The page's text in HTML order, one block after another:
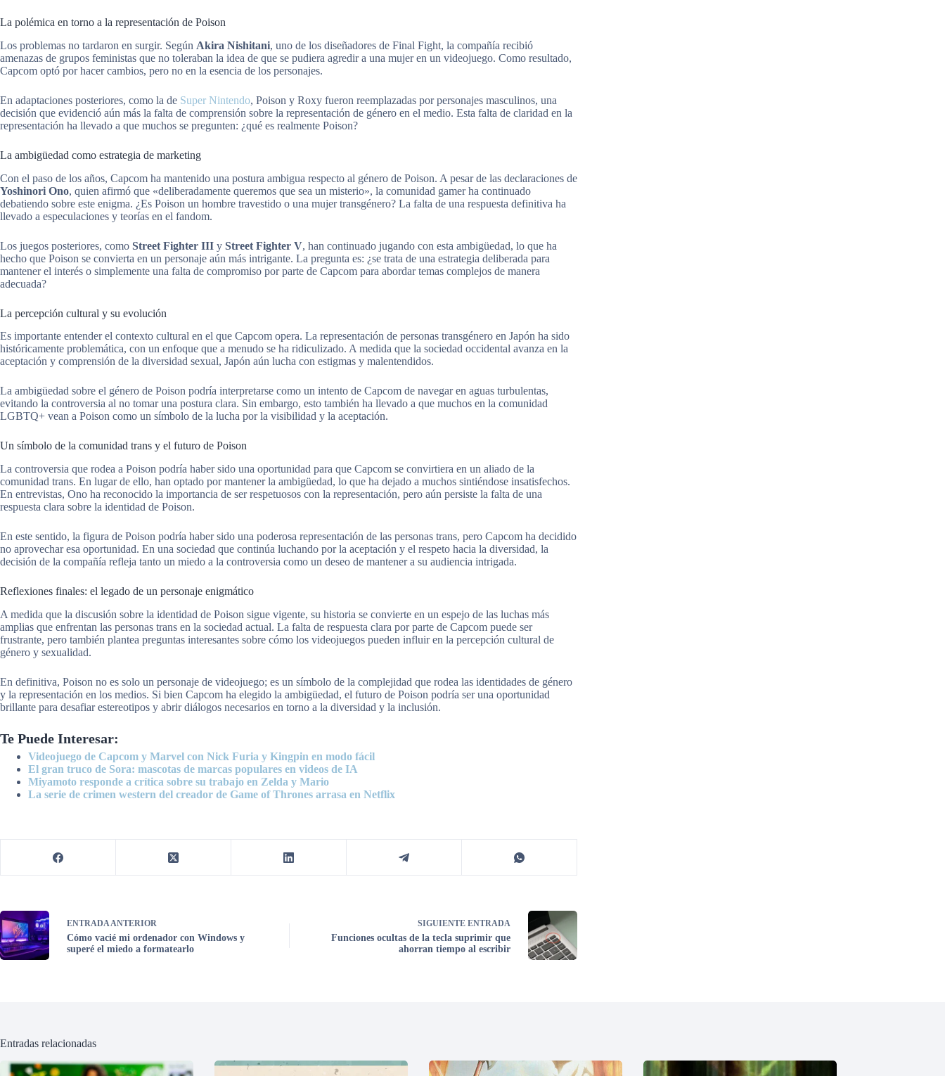
La polémica en torno a la representación de Poison
Los problemas no tardaron en surgir. Según Akira Nishitani, uno de los diseñadores de Final Fight, la compañía recibió
amenazas de grupos feministas que no toleraban la idea de que se pudiera agredir a una mujer en un videojuego. Como resultado,
Capcom optó por hacer cambios, pero no en la esencia de los personajes.
En adaptaciones posteriores, como la de Super Nintendo, Poison y Roxy fueron reemplazadas por personajes masculinos, una
decisión que evidenció aún más la falta de comprensión sobre la representación de género en el medio. Esta falta de claridad en la
representación ha llevado a que muchos se pregunten: ¿qué es realmente Poison?
La ambigüedad como estrategia de marketing
Con el paso de los años, Capcom ha mantenido una postura ambigua respecto al género de Poison. A pesar de las declaraciones de
Yoshinori Ono, quien afirmó que «deliberadamente queremos que sea un misterio», la comunidad gamer ha continuado
debatiendo sobre este enigma. ¿Es Poison un hombre travestido o una mujer transgénero? La falta de una respuesta definitiva ha
llevado a especulaciones y teorías en el fandom.
Los juegos posteriores, como Street Fighter III y Street Fighter V, han continuado jugando con esta ambigüedad, lo que ha
hecho que Poison se convierta en un personaje aún más intrigante. La pregunta es: ¿se trata de una estrategia deliberada para
mantener el interés o simplemente una falta de compromiso por parte de Capcom para abordar temas complejos de manera
adecuada?
La percepción cultural y su evolución
Es importante entender el contexto cultural en el que Capcom opera. La representación de personas transgénero en Japón ha sido
históricamente problemática, con un enfoque que a menudo se ha ridiculizado. A medida que la sociedad occidental avanza en la
aceptación y comprensión de la diversidad sexual, Japón aún lucha con estigmas y malentendidos.
La ambigüedad sobre el género de Poison podría interpretarse como un intento de Capcom de navegar en aguas turbulentas,
evitando la controversia al no tomar una postura clara. Sin embargo, esto también ha llevado a que muchos en la comunidad
LGBTQ+ vean a Poison como un símbolo de la lucha por la visibilidad y la aceptación.
Un símbolo de la comunidad trans y el futuro de Poison
La controversia que rodea a Poison podría haber sido una oportunidad para que Capcom se convirtiera en un aliado de la
comunidad trans. En lugar de ello, han optado por mantener la ambigüedad, lo que ha dejado a muchos sintiéndose insatisfechos.
En entrevistas, Ono ha reconocido la importancia de ser respetuosos con la representación, pero aún persiste la falta de una
respuesta clara sobre la identidad de Poison.
En este sentido, la figura de Poison podría haber sido una poderosa representación de las personas trans, pero Capcom ha decidido
no aprovechar esa oportunidad. En una sociedad que continúa luchando por la aceptación y el respeto hacia la diversidad, la
decisión de la compañía refleja tanto un miedo a la controversia como un deseo de mantener a su audiencia intrigada.
Reflexiones finales: el legado de un personaje enigmático
A medida que la discusión sobre la identidad de Poison sigue vigente, su historia se convierte en un espejo de las luchas más
amplias que enfrentan las personas trans en la sociedad actual. La falta de respuesta clara por parte de Capcom puede ser
frustrante, pero también plantea preguntas interesantes sobre cómo los videojuegos pueden influir en la percepción cultural de
género y sexualidad.
En definitiva, Poison no es solo un personaje de videojuego; es un símbolo de la complejidad que rodea las identidades de género
y la representación en los medios. Si bien Capcom ha elegido la ambigüedad, el futuro de Poison podría ser una oportunidad
brillante para desafiar estereotipos y abrir diálogos necesarios en torno a la diversidad y la inclusión.
Te Puede Interesar:
Videojuego de Capcom y Marvel con Nick Furia y Kingpin en modo fácil
El gran truco de Sora: mascotas de marcas populares en videos de IA
Miyamoto responde a crítica sobre su trabajo en Zelda y Mario
La serie de crimen western del creador de Game of Thrones arrasa en Netflix
ENTRADA ANTERIOR
Cómo vacié mi ordenador con Windows y
superé el miedo a formatearlo
SIGUIENTEENTRADA
Funciones ocultas de la tecla suprimir que
ahorran tiempo al escribir
Entradas relacionadas